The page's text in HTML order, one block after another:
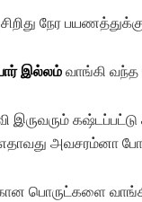
நேர
இல்லம்வாங்கி
கஷ்டப்பட்டு
எதாவது அவசரம்னா
பொருட்களை வாங்கி